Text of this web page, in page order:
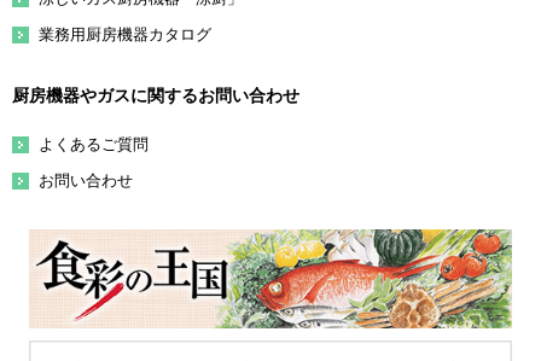
業務用厨房機器カタログ
厨房機器やガスに関するお問い合わせ
よくあるご質問
お問い合わせ